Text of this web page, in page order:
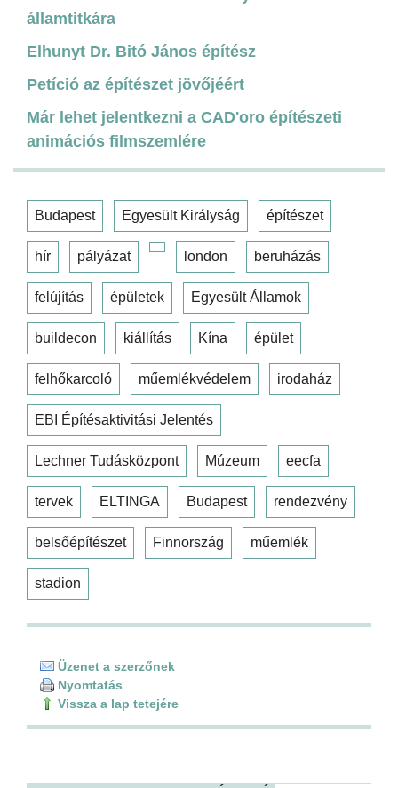
államtitkára
Elhunyt Dr. Bitó János építész
Petíció az építészet jövőjéért
Már lehet jelentkezni a CAD'oro építészeti
animációs filmszemlére
Budapest Egyesült Királyság építészet
hír pályázat london beruházás
felújítás épületek Egyesült Államok
buildecon kiállítás Kína épület
felhőkarcoló műemlékvédelem irodaház
EBI Építésaktivitási Jelentés
Lechner Tudásközpont Múzeum eecfa
tervek ELTINGA Budapest rendezvény
belsőépítészet Finnország műemlék
stadion
Üzenet a szerzőnek
Nyomtatás
Vissza a lap tetejére